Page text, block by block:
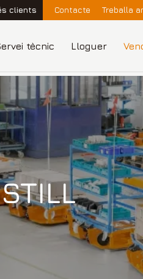
clients Contacte Treballa
tècnic Lloguer